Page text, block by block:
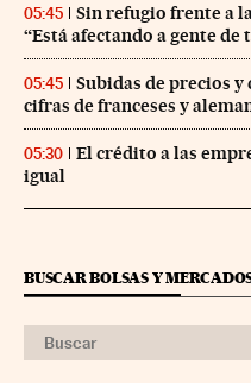
05:45
Sin refugio frente a
“Está afectando a gente de
05:45
Subidas de precios
cifras de franceses y
05:30
El crédito a las
igual
BUSCAR BOLSAS Y